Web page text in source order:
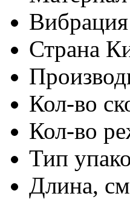
Вибрация
Страна
Кол-во
Кол-во
Тип
Длина, см